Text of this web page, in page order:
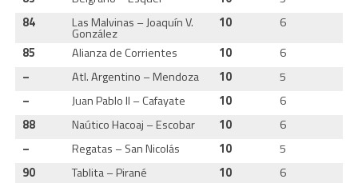
84
Las Malvinas – Joaquín V.
González
10 6
85
Alianza de Corrientes 10 6
–
Atl. Argentino – Mendoza 10 5
–
Juan Pablo II – Cafayate 10 6
88
Naútico Hacoaj – Escobar 10 6
–
Regatas – San Nicolás 10 5
90
Tablita – Pirané 10 6